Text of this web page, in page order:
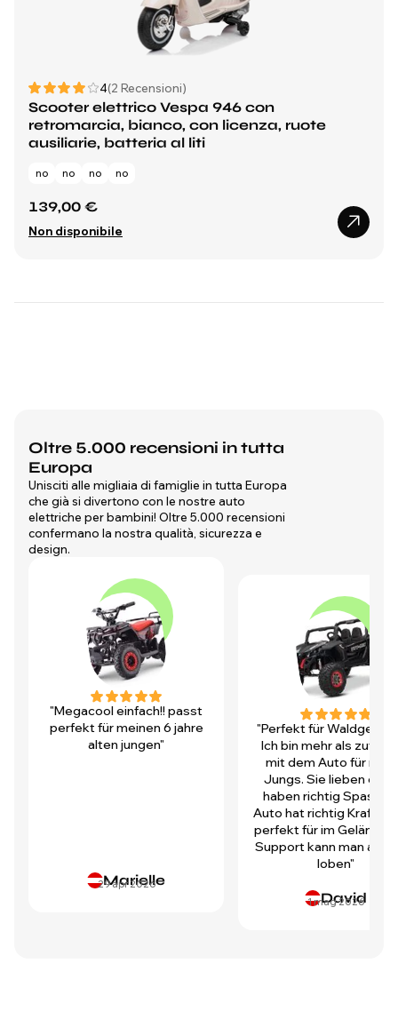
4(2 Recensioni)
Scooter elettrico Vespa 946 con
retromarcia, bianco, con licenza, ruote
ausiliarie, batteria al liti
no no no no
139,00 €
Non disponibile
Oltre 5.000 recensioni in tutta
Europa
Unisciti alle migliaia di famiglie in tutta Europa
che già si divertono con le nostre auto
elettriche per bambini! Oltre 5.000 recensioni
confermano la nostra qualità, sicurezza e
design.
"Megacool einfach!! passt
perfekt für meinen 6 jahre
alten jungen"
Marielle
29 apr 2026
"Perfekt für
Ich bin mehr als
mit dem Auto für
Jungs. Sie lieben es
haben richtig Spass!
Auto hat richtig Kraft
perfekt für im Gelände.
Support kann man auch
loben"
David
1 mag 2026